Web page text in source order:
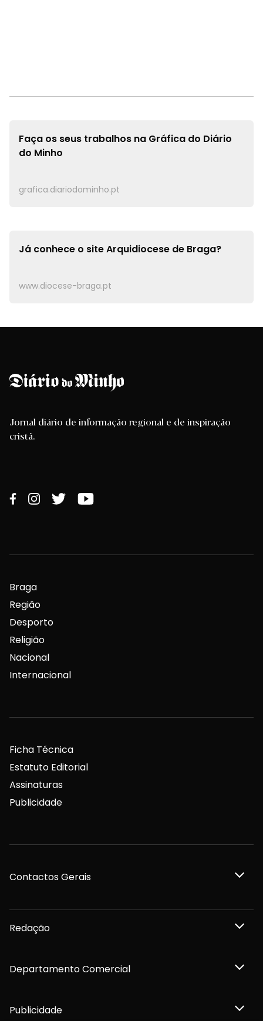
Faça os seus trabalhos na Gráfica do Diário
do Minho
grafica.diariodominho.pt
Já conhece o siteArquidiocese de Braga?
www.diocese-braga.pt
Jornal diário de informação regional e de inspiração
cristã.
Braga
Região
Desporto
Religião
Nacional
Internacional
Ficha Técnica
Estatuto Editorial
Assinaturas
Publicidade
Contactos Gerais
Redação
Departamento Comercial
Publicidade